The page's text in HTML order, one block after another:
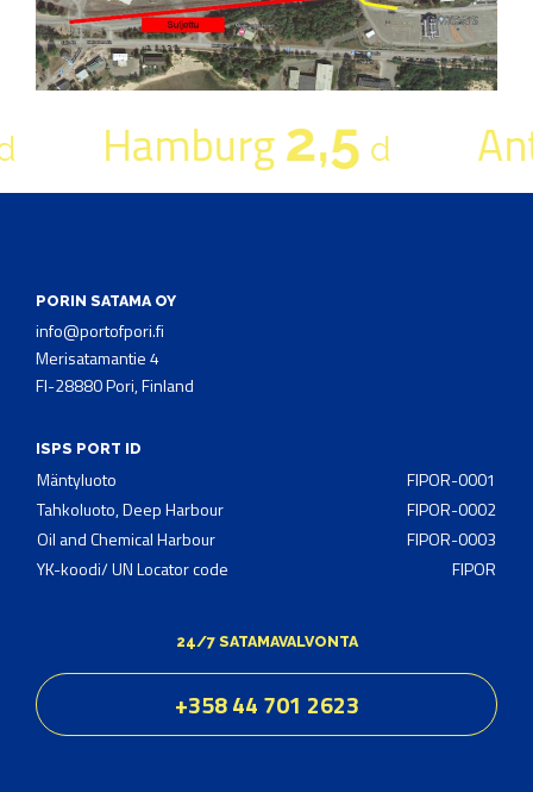
Hamburg2,5 d
PORIN SATAMA OY
info@portofpori.fi
Merisatamantie 4
FI-28880 Pori, Finland
ISPS PORT ID
Mäntyluoto
FIPOR-0001
Tahkoluoto, Deep Harbour
FIPOR-0002
Oil and Chemical Harbour
FIPOR-0003
YK-koodi/ UN Locator code
FIPOR
24/7 SATAMAVALVONTA
+358 44 701 2623